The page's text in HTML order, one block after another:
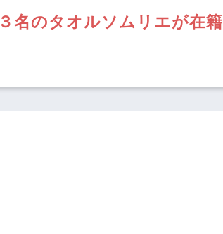
３名のタオルソムリエが在